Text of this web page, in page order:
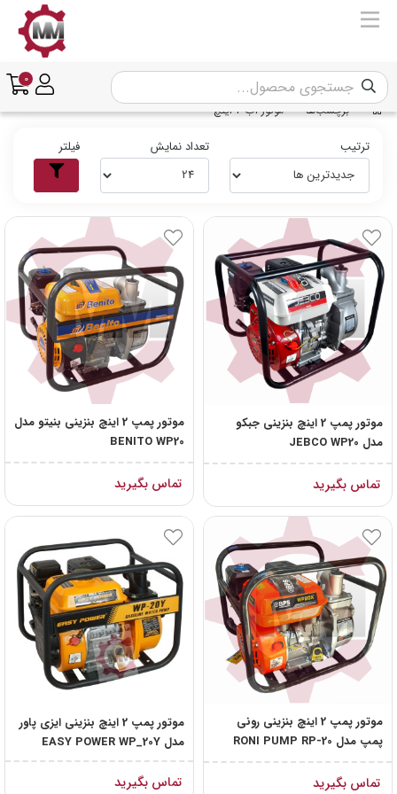
0
برچسب‌ها موتور آب 2 اینچ
ترتیب تعداد نمایش فیلتر
موتور پمپ 2 اینچ بنزینی جبکو
مدل JEBCO WP20
تماس بگیرید
موتور پمپ 2 اینچ بنزینی بنیتو مدل
BENITO WP20
تماس بگیرید
موتور پمپ 2 اینچ بنزینی رونی
پمپ مدل RONI PUMP RP-20
تماس بگیرید
موتور پمپ 2 اینچ بنزینی ایزی پاور
مدل EASY POWER WP_20Y
تماس بگیرید